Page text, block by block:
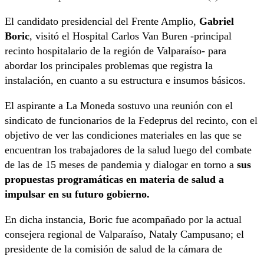
El candidato presidencial del Frente Amplio, Gabriel
Boric, visitó el Hospital Carlos Van Buren -principal
recinto hospitalario de la región de Valparaíso- para
abordar los principales problemas que registra la
instalación, en cuanto a su estructura e insumos básicos.
El aspirante a La Moneda sostuvo una reunión con el
sindicato de funcionarios de la Fedeprus del recinto, con el
objetivo de ver las condiciones materiales en las que se
encuentran los trabajadores de la salud luego del combate
de las de 15 meses de pandemia y dialogar en torno a sus
propuestas programáticas en materia de salud a
impulsar en su futuro gobierno.
En dicha instancia, Boric fue acompañado por la actual
consejera regional de Valparaíso, Nataly Campusano; el
presidente de la comisión de salud de la cámara de